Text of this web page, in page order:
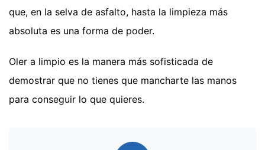
que, en la selva de asfalto, hasta la limpieza más
absoluta es una forma de poder.
Oler a limpio es la manera más sofisticada de
demostrar que no tienes que mancharte las manos
para conseguir lo que quieres.